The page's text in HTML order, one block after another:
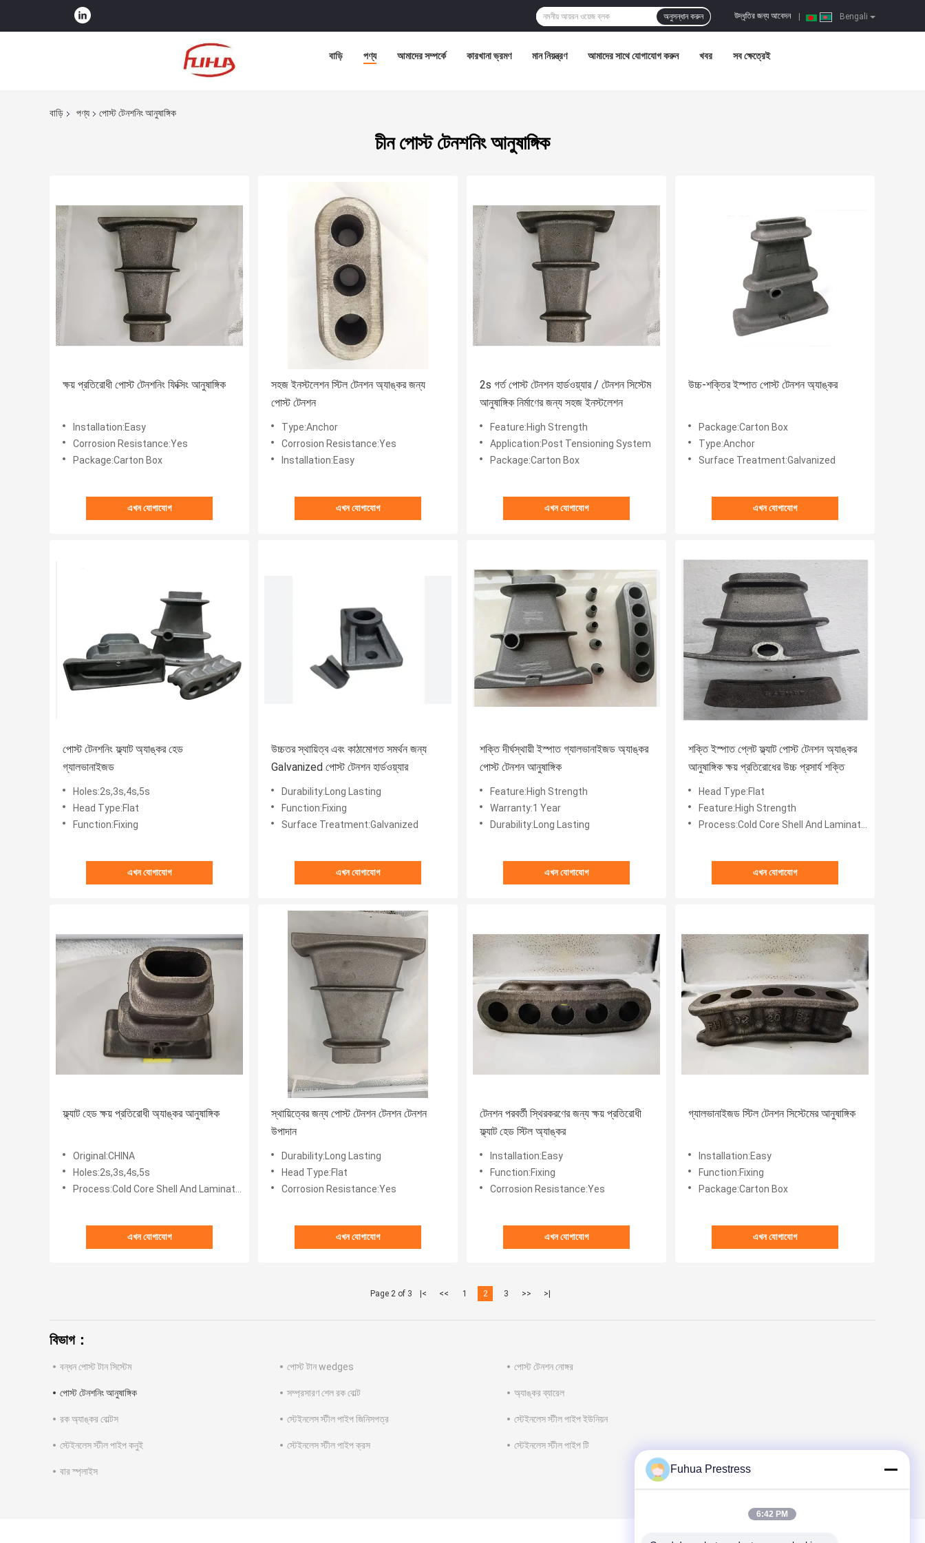
Bengali
উদ্ধৃতির জন্য আবেদন
অনুসন্ধান করুন
বাড়ি পণ্য আমাদের সম্পর্কে কারখানা ভ্রমণ মান নিয়ন্ত্রণ আমাদের সাথে যোগাযোগ করুন খবর সব ক্ষেত্রেই
বাড়ি পণ্য পোস্ট টেনশনিং আনুষাঙ্গিক
চীন পোস্ট টেনশনিং আনুষাঙ্গিক
ক্ষয় প্রতিরোধী পোস্ট টেনশনিং ফিক্সিং আনুষাঙ্গিক
Installation:Easy
Corrosion Resistance:Yes
Package:Carton Box
এখন যোগাযোগ
সহজ ইনস্টলেশন স্টিল টেনশন অ্যাঙ্কর জন্য
পোস্ট টেনশন
Type:Anchor
Corrosion Resistance:Yes
Installation:Easy
এখন যোগাযোগ
2s গর্ত পোস্ট টেনশন হার্ডওয়্যার / টেনশন সিস্টেম
আনুষাঙ্গিক নির্মাণের জন্য সহজ ইনস্টলেশন
Feature:High Strength
Application:Post Tensioning System
Package:Carton Box
এখন যোগাযোগ
উচ্চ-শক্তির ইস্পাত পোস্ট টেনশন অ্যাঙ্কর
Package:Carton Box
Type:Anchor
Surface Treatment:Galvanized
এখন যোগাযোগ
পোস্ট টেনশনিং ফ্ল্যাট অ্যাঙ্কর হেড
গ্যালভানাইজড
Holes:2s,3s,4s,5s
Head Type:Flat
Function:Fixing
এখন যোগাযোগ
উচ্চতর স্থায়িত্ব এবং কাঠামোগত সমর্থন জন্য
Galvanized পোস্ট টেনশন হার্ডওয়্যার
Durability:Long Lasting
Function:Fixing
Surface Treatment:Galvanized
এখন যোগাযোগ
শক্তি দীর্ঘস্থায়ী ইস্পাত গ্যালভানাইজড অ্যাঙ্কর
পোস্ট টেনশন আনুষাঙ্গিক
Feature:High Strength
Warranty:1 Year
Durability:Long Lasting
এখন যোগাযোগ
শক্তি ইস্পাত প্লেট ফ্ল্যাট পোস্ট টেনশন অ্যাঙ্কর
আনুষাঙ্গিক ক্ষয় প্রতিরোধের উচ্চ প্রসার্য শক্তি
Head Type:Flat
Feature:High Strength
Process:Cold Core Shell And Laminated Sand
এখন যোগাযোগ
ফ্ল্যাট হেড ক্ষয় প্রতিরোধী অ্যাঙ্কর আনুষাঙ্গিক
Original:CHINA
Holes:2s,3s,4s,5s
Process:Cold Core Shell And Laminated Sand
এখন যোগাযোগ
স্থায়িত্বের জন্য পোস্ট টেনশন টেনশন টেনশন
উপাদান
Durability:Long Lasting
Head Type:Flat
Corrosion Resistance:Yes
এখন যোগাযোগ
টেনশন পরবর্তী স্থিরকরণের জন্য ক্ষয় প্রতিরোধী
ফ্ল্যাট হেড স্টিল অ্যাঙ্কর
Installation:Easy
Function:Fixing
Corrosion Resistance:Yes
এখন যোগাযোগ
গ্যালভানাইজড স্টিল টেনশন সিস্টেমের আনুষাঙ্গিক
Installation:Easy
Function:Fixing
Package:Carton Box
এখন যোগাযোগ
Page 2 of 3 |< << 1 2 3 >> >|
বিভাগ：
বন্ধন পোস্ট টান সিস্টেম পোস্ট টান wedges পোস্ট টেনশন নোঙ্গর
পোস্ট টেনশনিং আনুষাঙ্গিক সম্প্রসারণ শেল রক বোল্ট অ্যাঙ্কর ব্যারেল
রক অ্যাঙ্কর বোল্টস স্টেইনলেস স্টীল পাইপ জিনিসপত্র স্টেইনলেস স্টীল পাইপ ইউনিয়ন
স্টেইনলেস স্টীল পাইপ কনুই স্টেইনলেস স্টীল পাইপ ক্রস স্টেইনলেস স্টীল পাইপ টি
বার স্প্লাইস Fuhua Prestress
6:42 PM